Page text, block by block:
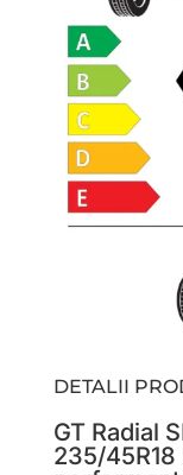
DETALII
GT Radial
235/